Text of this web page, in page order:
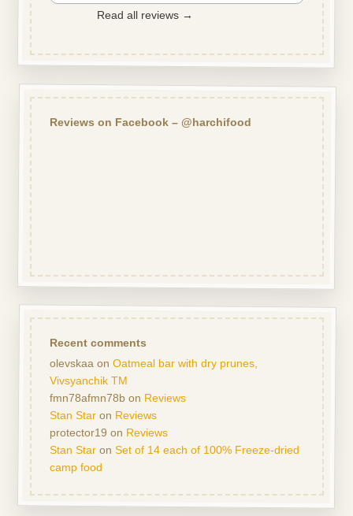
Read all reviews →
Reviews on Facebook – @harchifood
Recent comments
olevskaaon Oatmeal bar with dry prunes,
Vivsyanchik TM
fmn78afmn78bon Reviews
Stan Staron Reviews
protector19 on Reviews
Stan Staron Set of 14 each of 100% Freeze-dried
camp food